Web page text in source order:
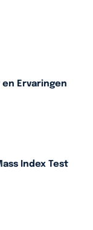
en Ervaringen
Index Test